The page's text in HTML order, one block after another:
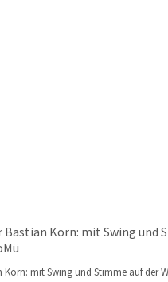
Korn: mit Swing und Stimme auf der